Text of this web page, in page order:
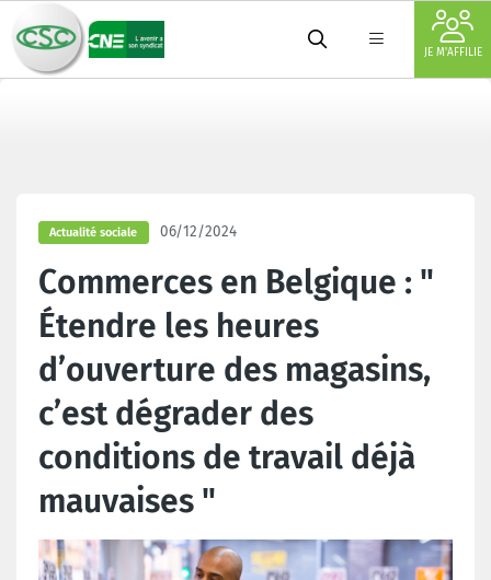
JE M'AFFILIE
Actualité sociale 06/12/2024
Commerces en Belgique : "
Étendre les heures
d’ouverture des magasins,
c’est dégrader des
conditions de travail déjà
mauvaises "